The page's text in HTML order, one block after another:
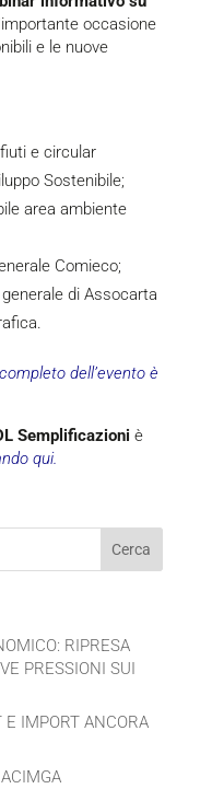
occasione
e le nuove
e circular
Sostenibile;
area ambiente
Comieco;
di Assocarta
dell’evento è
Semplificazioni è
qui.
RIPRESA
PRESSIONI SUI
E IMPORT ANCORA